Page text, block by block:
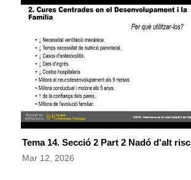
Tema 14. Secció 2 Part 2 Nadó d'alt risc
Mar 12, 2026